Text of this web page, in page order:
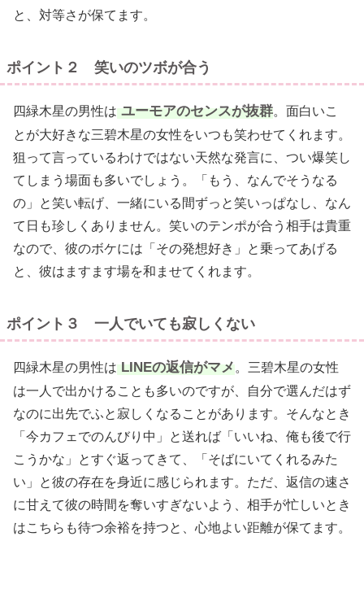
と、対等さが保てます。
ポイント２ 笑いのツボが合う
四緑木星の男性は ユーモアのセンスが抜群。面白いこ
とが大好きな三碧木星の女性をいつも笑わせてくれます。
狙って言っているわけではない天然な発言に、つい爆笑し
てしまう場面も多いでしょう。「もう、なんでそうなる
の」と笑い転げ、一緒にいる間ずっと笑いっぱなし、なん
て日も珍しくありません。笑いのテンポが合う相手は貴重
なので、彼のボケには「その発想好き」と乗ってあげる
と、彼はますます場を和ませてくれます。
ポイント３ 一人でいても寂しくない
四緑木星の男性は LINEの返信がマメ。三碧木星の女性
は一人で出かけることも多いのですが、自分で選んだはず
なのに出先でふと寂しくなることがあります。そんなとき
「今カフェでのんびり中」と送れば「いいね、俺も後で行
こうかな」とすぐ返ってきて、「そばにいてくれるみた
い」と彼の存在を身近に感じられます。ただ、返信の速さ
に甘えて彼の時間を奪いすぎないよう、相手が忙しいとき
はこちらも待つ余裕を持つと、心地よい距離が保てます。